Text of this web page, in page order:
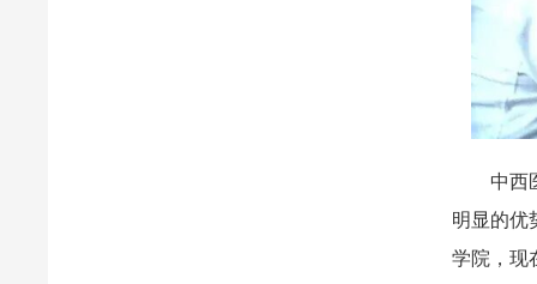
中西医
明显的优
学院，现